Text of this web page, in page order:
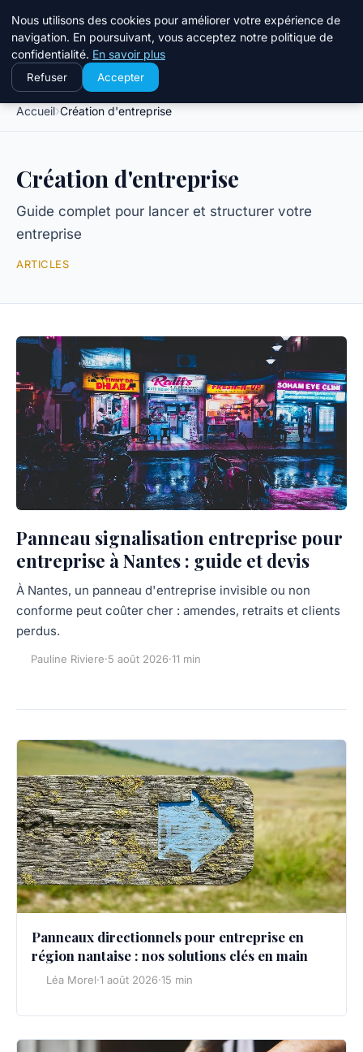
ppgazette
Business Insights for French Readers
Accueil Création d'entreprise
Création d'entreprise
Guide complet pour lancer et structurer votre
entreprise
ARTICLES
Panneau signalisation entreprise pour
entreprise à Nantes : guide et devis
À Nantes, un panneau d'entreprise invisible ou non
conforme peut coûter cher : amendes, retraits et clients
perdus.
Pauline Riviere·5 août 2026·11 min
Panneaux directionnels pour entreprise en
région nantaise : nos solutions clés en main
Léa Morel·1 août 2026·15 min
Nous utilisons des cookies pour améliorer votre expérience de
navigation. En poursuivant, vous acceptez notre politique de
confidentialité. En savoir plus
Refuser Accepter